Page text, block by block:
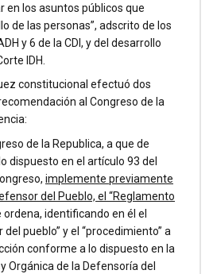
en los asuntos públicos que
de las personas”, adscrito de los
y 6 de la CDI, y del desarrollo
IDH.
constitucional efectuó dos
al Congreso de la
de la Republica, a que de
dispuesto en el artículo 93 del
implemente previamente
del Pueblo, el “Reglamento
ordena, identificando en él el
pueblo” y el “procedimiento” a
conforme a lo dispuesto en la
Orgánica de la Defensoría del